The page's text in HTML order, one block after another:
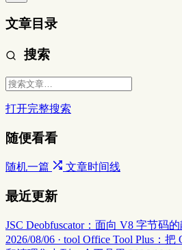
文章目录
搜索
打开完整搜索
随便看看
随机一篇 文章时间线
最近更新
JSC Deobfuscator：面向 V8 字节码
2026/08/06 · tool Office Tool Plus：